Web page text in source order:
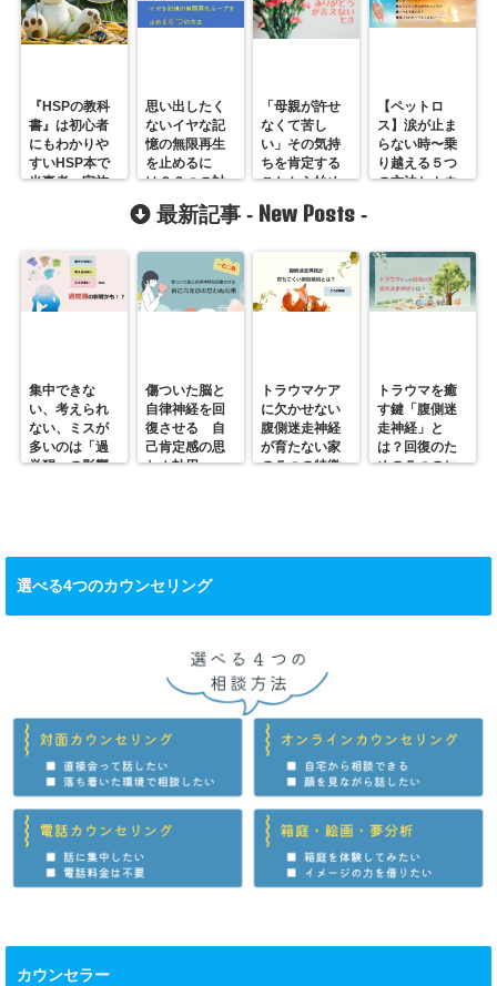
『HSPの教科
書』は初心者
にもわかりや
すいHSP本で
当事者・家族
思い出したく
ないイヤな記
憶の無限再生
を止めるに
は？６つの対
処方法を紹介
「母親が許せ
なくて苦し
い」その気持
ちを肯定する
ことから始め
てみません
か？
【ペットロ
ス】涙が止ま
らない時〜乗
り越える５つ
の方法とカウ
最新記事 - New Posts -
集中できな
い、考えられ
ない、ミスが
多いのは「過
覚醒」の影響
傷ついた脳と
自律神経を回
復させる 自
己肯定感の思
わぬ効用
トラウマケア
に欠かせない
腹側迷走神経
が育たない家
の５つの特徴
トラウマを癒
す鍵「腹側迷
走神経」と
は？回復のた
めの５つのヒ
選べる4つのカウンセリング
カウンセラー